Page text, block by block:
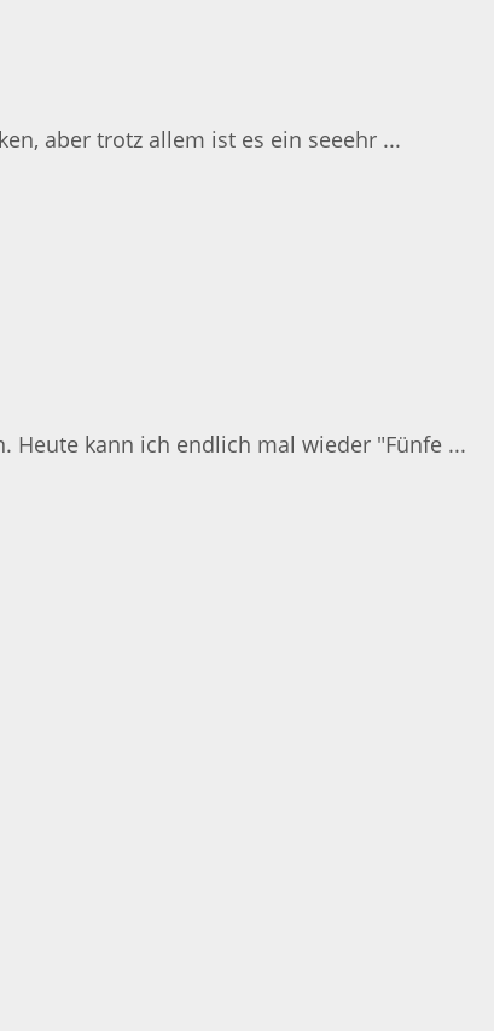
aber trotz allem ist es ein seeehr ...
Heute kann ich endlich mal wieder "Fünfe ...